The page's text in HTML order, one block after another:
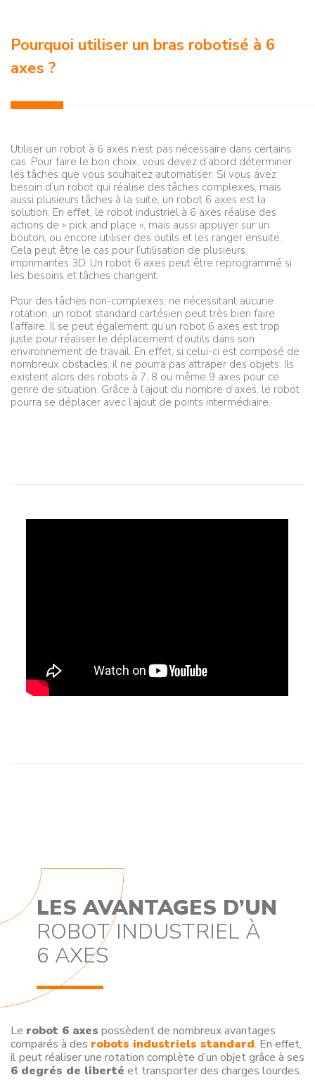
Pourquoi utiliser un bras robotisé à 6
axes ?
Utiliser un robot à 6 axes n’est pas nécessaire dans certains
cas. Pour faire le bon choix, vous devez d’abord déterminer
les tâches que vous souhaitez automatiser. Si vous avez
besoin d’un robot qui réalise des tâches complexes, mais
aussi plusieurs tâches à la suite, un robot 6 axes est la
solution. En effet, le robot industriel à 6 axes réalise des
actions de « pick and place », mais aussi appuyer sur un
bouton, ou encore utiliser des outils et les ranger ensuite.
Cela peut être le cas pour l’utilisation de plusieurs
imprimantes 3D. Un robot 6 axes peut être reprogrammé si
les besoins et tâches changent.
Pour des tâches non-complexes, ne nécessitant aucune
rotation, un robot standard cartésien peut très bien faire
l’affaire. Il se peut également qu’un robot 6 axes est trop
juste pour réaliser le déplacement d’outils dans son
environnement de travail. En effet, si celui-ci est composé de
nombreux obstacles, il ne pourra pas attraper des objets. Ils
existent alors des robots à 7, 8 ou même 9 axes pour ce
genre de situation. Grâce à l’ajout du nombre d’axes, le robot
pourra se déplacer avec l’ajout de points intermédiaire.
LES AVANTAGES D’UN
ROBOT INDUSTRIEL À
6 AXES
Le robot 6 axes possèdent de nombreux avantages
comparés à des robots industriels standard. En effet,
il peut réaliser une rotation complète d’un objet grâce à ses
6 degrés de liberté et transporter des charges lourdes.